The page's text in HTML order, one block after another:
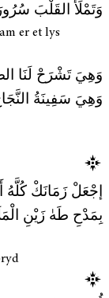
وَتَمْلَأُ القَلْبَ
er et lys
وَهِيَ تَشْرَحْ لَنَا
وَهِيَ سَفِينَةُ
إجْعَلْ زَمَانَكْ كُلَّهُ
بِمَدْحِ طَهٰ زَيْنِ